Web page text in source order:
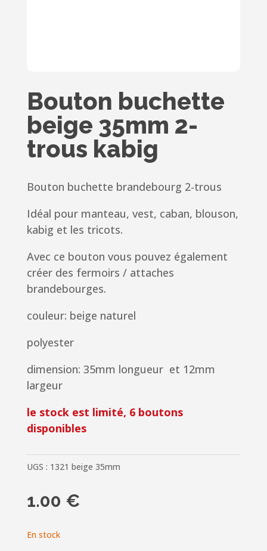
Bouton buchette
beige 35mm 2-
trous kabig
Bouton buchette brandebourg 2-trous
Idéal pour manteau, vest, caban, blouson,
kabig et les tricots.
Avec ce bouton vous pouvez également
créer des fermoirs / attaches
brandebourges.
couleur: beige naturel
polyester
dimension: 35mm longueur et 12mm
largeur
le stock est limité, 6 boutons
disponibles
UGS : 1321 beige 35mm
1.00 €
En stock